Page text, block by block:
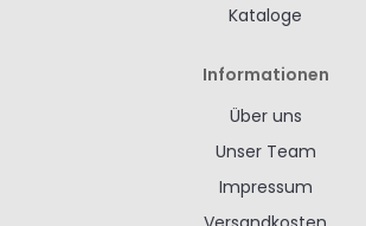
Kataloge
Informationen
Über uns
Unser Team
Impressum